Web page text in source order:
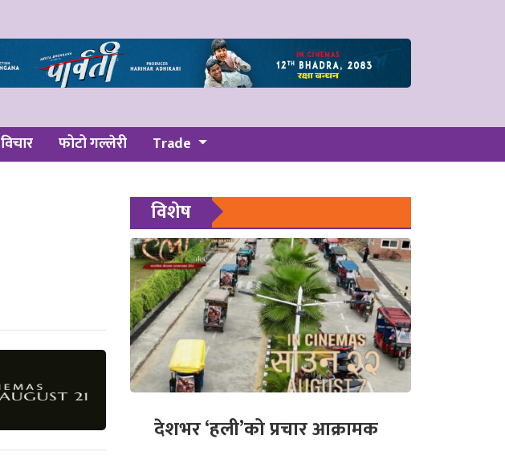
विचार फोटो गल्लेरी Trade
विशेष
देशभर ‘हली’को प्रचार आक्रामक